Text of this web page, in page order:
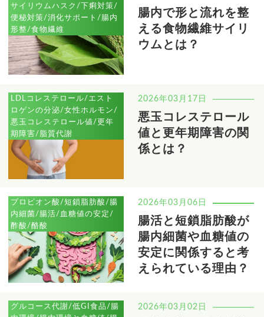
サイリウムハスク/下痢対策/
便秘対策/消化サポート/腸内
形整/食物繊維
腸内で形と流れを整
える食物繊維サイリ
ウムとは？
LDLコレステロール/エスト
ロゲンの分泌/女性ホルモン/
悪玉コレステロール値/更年
期障害/脂質代謝
2026年03月17日
悪玉コレステロール
値と更年期障害の関
係とは？
プロピオン酸/短鎖脂肪酸/腸
内細菌/腸活/血糖値の安定/
酢酸/酪酸
2026年03月06日
腸活と短鎖脂肪酸が
腸内細菌や血糖値の
安定に関係すると考
えられている理由？
グルコース代謝/低GI食品/腸
2026年03月02日